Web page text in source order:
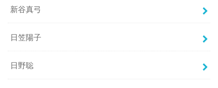
新谷真弓
日笠陽子
日野聡